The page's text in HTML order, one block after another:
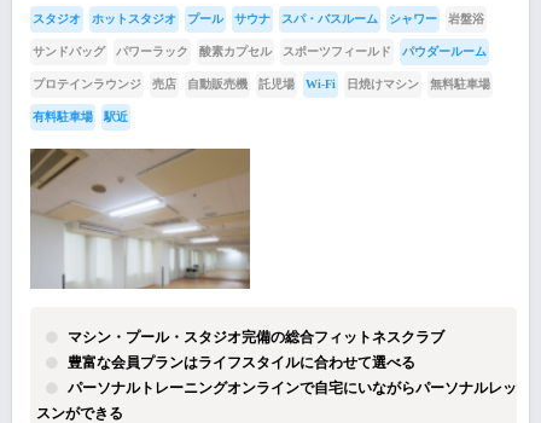
スタジオ ホットスタジオ プール サウナ スパ・バスルーム シャワー 岩盤浴
サンドバッグ パワーラック 酸素カプセル スポーツフィールド パウダールーム
プロテインラウンジ 売店 自動販売機 託児場 Wi-Fi 日焼けマシン 無料駐車場
有料駐車場 駅近
マシン・プール・スタジオ完備の総合フィットネスクラブ
豊富な会員プランはライフスタイルに合わせて選べる
パーソナルトレーニングオンラインで自宅にいながらパーソナルレッ
スンができる